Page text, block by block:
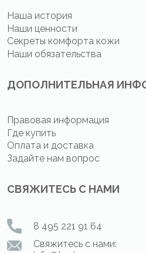
Наша история
Наши ценности
Секреты комфорта кожи
Наши обязательства
ДОПОЛНИТЕЛЬНАЯ
Правовая информация
Где купить
Оплата и доставка
Задайте нам вопрос
СВЯЖИТЕСЬ С НАМИ
8 495 221 91 64
Свяжитесь с нами: